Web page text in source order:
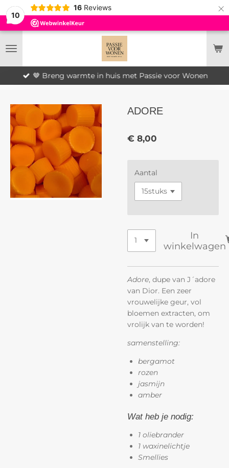
10
16 Reviews ×
🤎 Breng warmte in huis met Passie voor Wonen
ADORE
€ 8,00
Aantal
In
winkelwagen
Adore, dupe van J´adore
van Dior. Een zeer
vrouwelijke geur, vol
bloemen extracten, om
vrolijk van te worden!
samenstelling:
bergamot
rozen
jasmijn
amber
Wat heb je nodig:
1 oliebrander
1 waxinelichtje
Smellies